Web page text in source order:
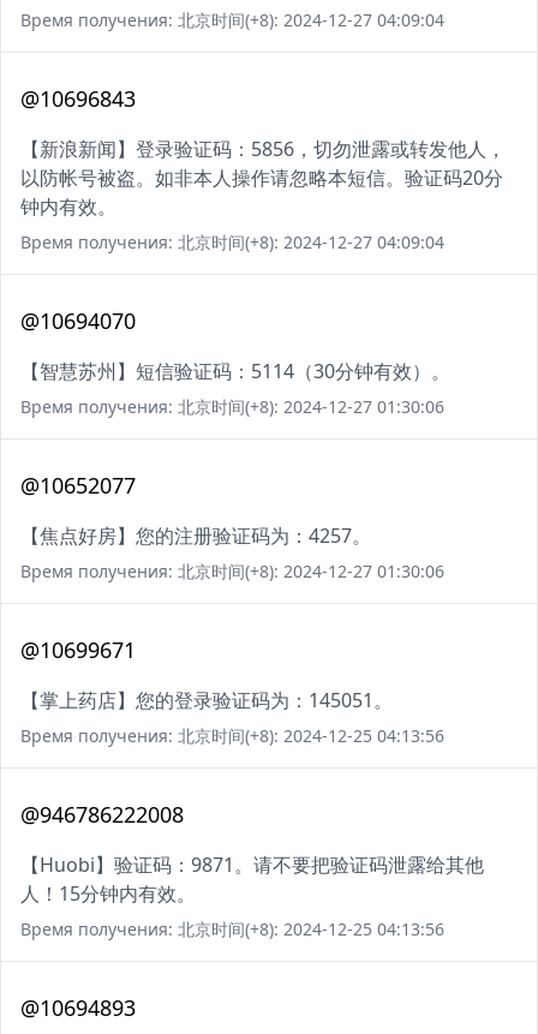
Время получения: 北京时间(+8): 2024-12-27 04:09:04
@10696843
【新浪新闻】登录验证码：5856，切勿泄露或转发他人，
以防帐号被盗。如非本人操作请忽略本短信。验证码20分
钟内有效。
Время получения: 北京时间(+8): 2024-12-27 04:09:04
@10694070
【智慧苏州】短信验证码：5114（30分钟有效）。
Время получения: 北京时间(+8): 2024-12-27 01:30:06
@10652077
【焦点好房】您的注册验证码为：4257。
Время получения: 北京时间(+8): 2024-12-27 01:30:06
@10699671
【掌上药店】您的登录验证码为：145051。
Время получения: 北京时间(+8): 2024-12-25 04:13:56
@946786222008
【Huobi】验证码：9871。请不要把验证码泄露给其他
人！15分钟内有效。
Время получения: 北京时间(+8): 2024-12-25 04:13:56
@10694893